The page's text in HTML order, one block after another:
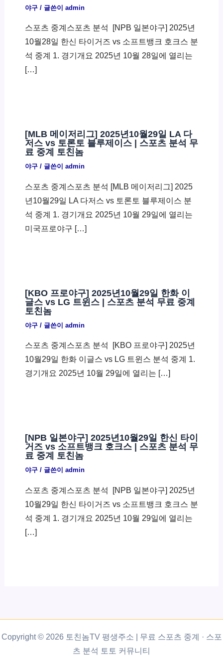
야구/ 글쓴이 admin
스포츠 중계스포츠 분석 ​ [NPB 일본야구] 2025년
10월28일 한신 타이거즈 vs 소프트뱅크 호크스 분
석 중계 1. 경기개요 2025년 10월 28일에 열리는
[…]
[MLB 메이저리그] 2025년10월29일 LA 다
저스 vs 토론토 블루제이스 | 스포츠 분석 무
료 중계 토친놈
야구/ 글쓴이 admin
스포츠 중계스포츠 분석 [MLB 메이저리그] 2025
년10월29일 LA 다저스 vs 토론토 블루제이스 분
석 중계 1. 경기개요 2025년 10월 29일에 열리는
미국프로야구 […]
[KBO 프로야구] 2025년10월29일 한화 이
글스 vs LG 트윈스 | 스포츠 분석 무료 중계
토친놈
야구/ 글쓴이 admin
스포츠 중계스포츠 분석 ​ [KBO 프로야구] 2025년
10월29일 한화 이글스 vs LG 트윈스 분석 중계 1.
경기개요 2025년 10월 29일에 열리는 […]
[NPB 일본야구] 2025년10월29일 한신 타이
거즈 vs 소프트뱅크 호크스 | 스포츠 분석 무
료 중계 토친놈
야구/ 글쓴이 admin
스포츠 중계스포츠 분석 ​ [NPB 일본야구] 2025년
10월29일 한신 타이거즈 vs 소프트뱅크 호크스 분
석 중계 1. 경기개요 2025년 10월 29일에 열리는
[…]
Copyright © 2026 토친놈TV 평생주소 | 무료 스포츠 중계 · 스포
츠 분석 토토 커뮤니티